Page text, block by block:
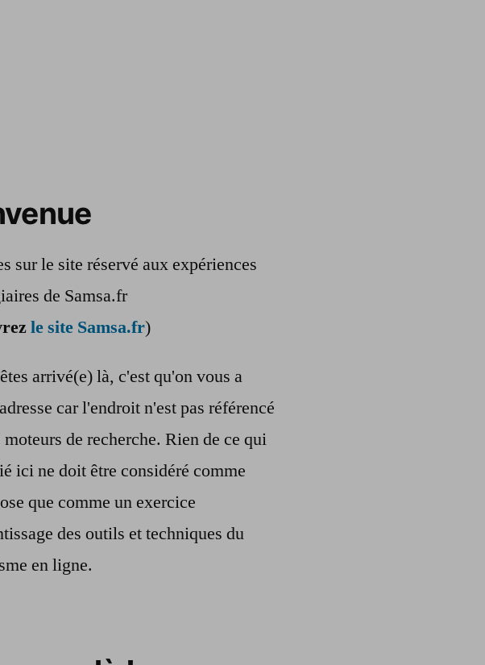
sur le site réservé aux expériences
de Samsa.fr
le site Samsa.fr)
arrivé(e) là, c'est qu'on vous a
car l'endroit n'est pas référencé
moteurs de recherche. Rien de ce qui
ici ne doit être considéré comme
que comme un exercice
des outils et techniques du
en ligne.